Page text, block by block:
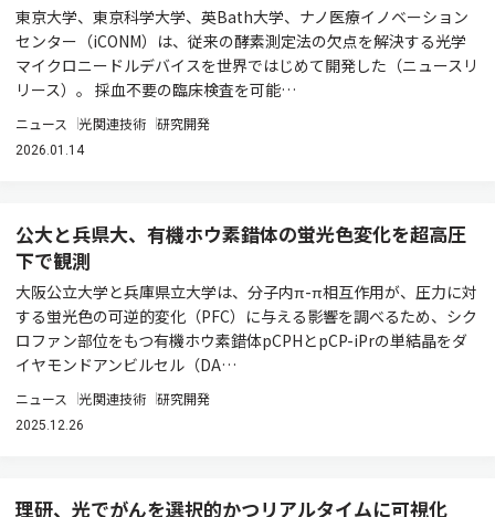
東京大学、東京科学大学、英Bath大学、ナノ医療イノベーション
センター（iCONM）は、従来の酵素測定法の欠点を解決する光学
マイクロニードルデバイスを世界ではじめて開発した（ニュースリ
リース）。 採血不要の臨床検査を可能…
ニュース 光関連技術 研究開発
2026.01.14
公大と兵県大、有機ホウ素錯体の蛍光色変化を超高圧
下で観測
大阪公立大学と兵庫県立大学は、分子内π-π相互作用が、圧力に対
する蛍光色の可逆的変化（PFC）に与える影響を調べるため、シク
ロファン部位をもつ有機ホウ素錯体pCPHとpCP-iPrの単結晶をダ
イヤモンドアンビルセル（DA…
ニュース 光関連技術 研究開発
2025.12.26
理研、光でがんを選択的かつリアルタイムに可視化